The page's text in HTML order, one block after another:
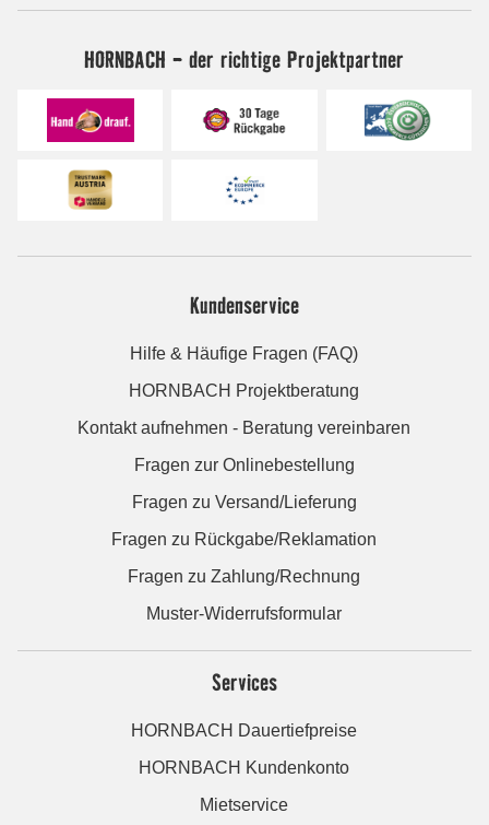
HORNBACH - der richtige Projektpartner
Kundenservice
Hilfe & Häufige Fragen (FAQ)
HORNBACH Projektberatung
Kontakt aufnehmen - Beratung vereinbaren
Fragen zur Onlinebestellung
Fragen zu Versand/Lieferung
Fragen zu Rückgabe/Reklamation
Fragen zu Zahlung/Rechnung
Muster-Widerrufsformular
Services
HORNBACH Dauertiefpreise
HORNBACH Kundenkonto
Mietservice